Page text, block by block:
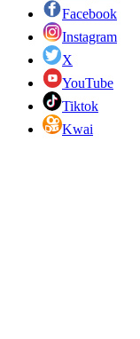
Facebook
Instagram
X
YouTube
Tiktok
Kwai